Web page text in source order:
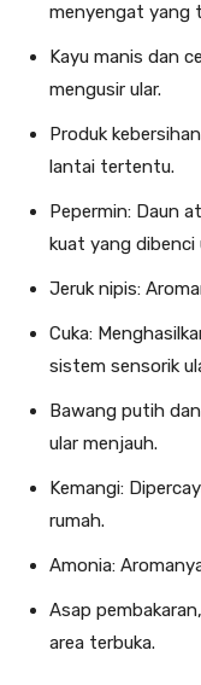
menyengat yang
Kayu manis dan
mengusir ular.
Produk
lantai tertentu.
Pepermin: Daun
kuat yang dibenci
Jeruk nipis:
Cuka:
sistem sensorik
Bawang putih
ular menjauh.
Kemangi:
rumah.
Amonia:
Asap
area terbuka.